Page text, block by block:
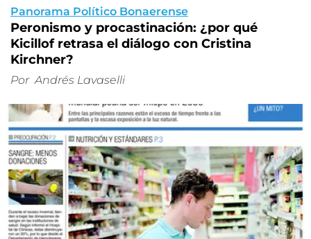
Panorama Político Bonaerense
Peronismo y procastinación: ¿por qué
Kicillof retrasa el diálogo con Cristina
Kirchner?
Por Andrés Lavaselli